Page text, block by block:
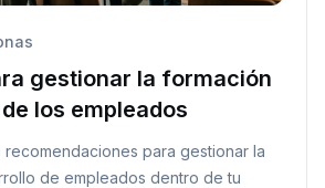
gestionar la formación
los empleados
recomendaciones para gestionar la
de empleados dentro de tu